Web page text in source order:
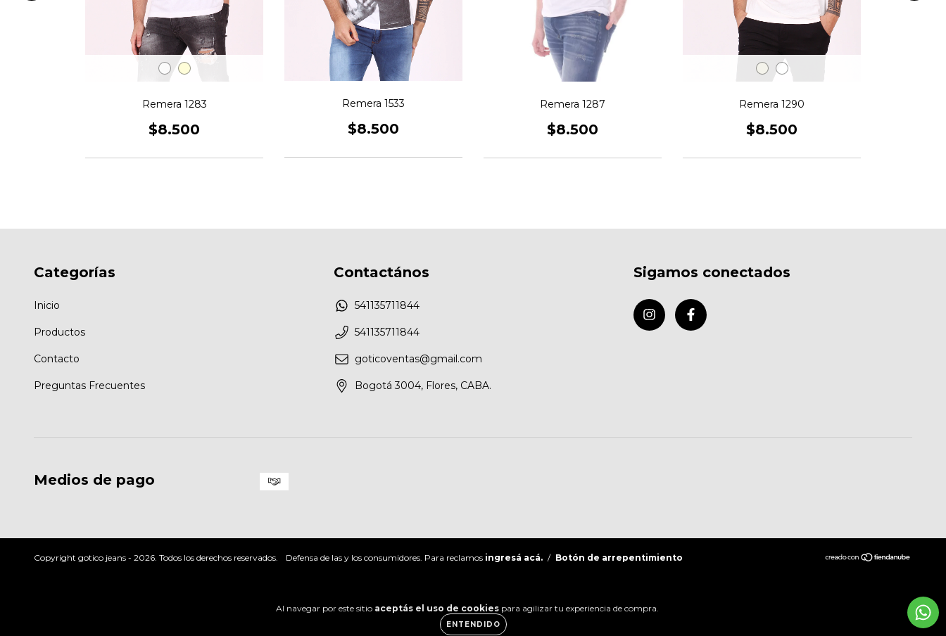
Al navegar por este sitio aceptás el uso de cookies para agilizar tu experiencia de compra.
ENTENDIDO
Remera 1283
$8.500
Remera 1533
$8.500
Remera 1287
$8.500
Remera 1290
$8.500
Categorías
Inicio
Productos
Contacto
Preguntas Frecuentes
Contactános
541135711844
541135711844
goticoventas@gmail.com
Bogotá 3004, Flores, CABA.
Sigamos conectados
Medios de pago
Copyright gotico jeans - 2026. Todos los derechos reservados. Defensa de las y los consumidores. Para reclamos ingresá acá. / Botón de arrepentimiento